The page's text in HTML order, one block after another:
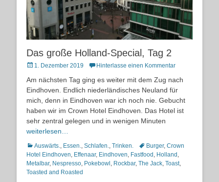
Das große Holland-Special, Tag 2
Posted
1. Dezember 2019 Hinterlasse einen Kommentar
Am nächsten Tag ging es weiter mit dem Zug nach
Eindhoven. Endlich niederländisches Neuland für
mich, denn in Eindhoven war ich noch nie. Gebucht
haben wir im Crown Hotel Eindhoven. Das Hotel ist
sehr zentral gelegen und in wenigen Minuten
weiterlesen…
Kategorien
Auswärts., Essen., Schlafen., Trinken. Schlagworte
Burger, Crown
Hotel Eindhoven, Effenaar, Eindhoven, Fastfood , Holland ,
Metalbar, Nespresso, Pokebowl , Rockbar, The Jack, Toast,
Toasted and Roasted